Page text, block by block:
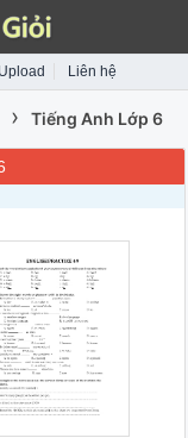
Upload Liên hệ
› Tiếng Anh Lớp 6